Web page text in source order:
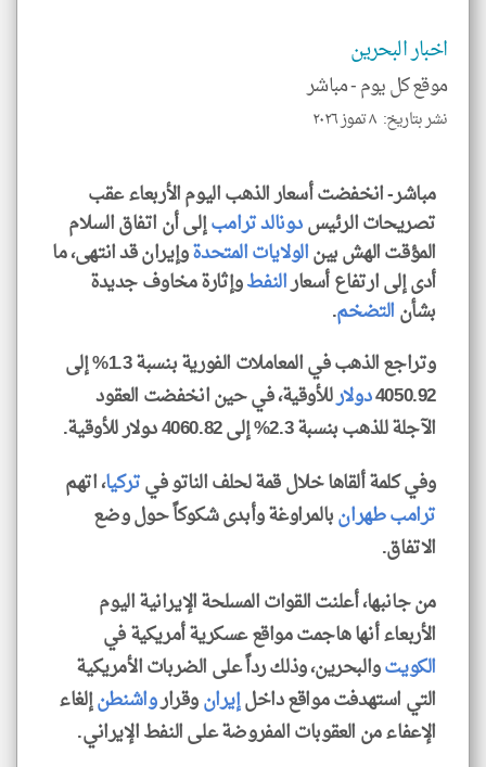
اخبار البحرين
موقع كل يوم -مباشر
نشر بتاريخ: ٨ تموز ٢٠٢٦
مباشر- انخفضت أسعار الذهب اليوم الأربعاء عقب
تصريحات الرئيسدونالد ترامبإلى أن اتفاق السلام
المؤقت الهش بينالولايات المتحدةوإيران قد انتهى، ما
أدى إلى ارتفاع أسعارالنفطوإثارة مخاوف جديدة
بشأنالتضخم.
وتراجع الذهب في المعاملات الفورية بنسبة 1.3% إلى
4050.92دولارللأوقية، في حين انخفضت العقود
الآجلة للذهب بنسبة 2.3% إلى 4060.82 دولار للأوقية.
وفي كلمة ألقاها خلال قمة لحلف الناتو فيتركيا، اتهم
ترامبطهرانبالمراوغة وأبدى شكوكاً حول وضع
الاتفاق.
من جانبها، أعلنت القوات المسلحة الإيرانية اليوم
الأربعاء أنها هاجمت مواقع عسكرية أمريكية في
الكويتوالبحرين، وذلك رداً على الضربات الأمريكية
التي استهدفت مواقع داخلإيرانوقرارواشنطنإلغاء
الإعفاء من العقوبات المفروضة على النفط الإيراني.
klyoum.com